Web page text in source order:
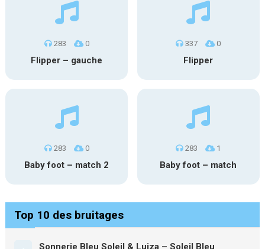
283 0
Flipper – gauche
337 0
Flipper
283 0
Baby foot – match 2
283 1
Baby foot – match
Top 10 des bruitages
Sonnerie Bleu Soleil & Luiza – Soleil Bleu